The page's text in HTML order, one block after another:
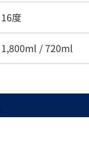
16度
1,800ml / 720ml